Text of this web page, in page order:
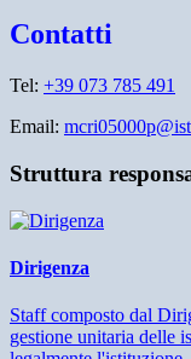
Contatti
Tel: +39 073 785 491
Email:
Struttura
Dirigenza
Staff composto dal
gestione unitaria delle